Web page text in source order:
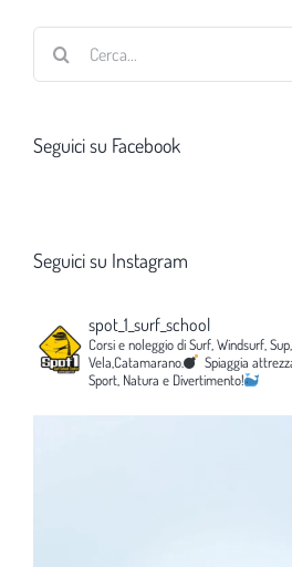
Seguici su Facebook
Seguici su Instagram
spot_1_surf_school
Corsi e noleggio di Surf, Windsurf,
Vela,Catamarano.
Spiaggia
Sport, Natura e Divertimento!